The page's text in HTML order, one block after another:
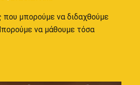
μπορούμε να διδαχθούμε
να μάθουμε τόσα